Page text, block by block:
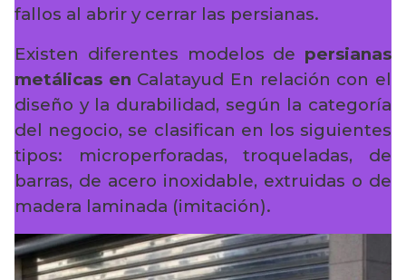
fallos al abrir y cerrar las persianas.
Existen diferentes modelos de persianas
metálicas en Calatayud En relación con el
diseño y la durabilidad, según la categoría
del negocio, se clasifican en los siguientes
tipos: microperforadas, troqueladas, de
barras, de acero inoxidable, extruidas o de
madera laminada (imitación).